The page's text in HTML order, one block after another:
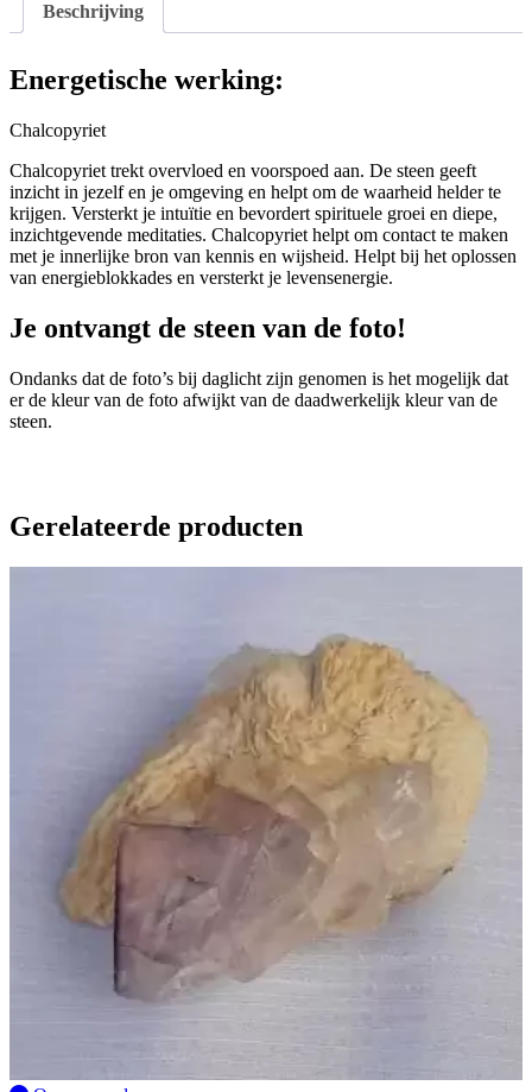
Beschrijving
Energetische werking:
Chalcopyriet
Chalcopyriet trekt overvloed en voorspoed aan. De steen geeft
inzicht in jezelf en je omgeving en helpt om de waarheid helder te
krijgen. Versterkt je intuïtie en bevordert spirituele groei en diepe,
inzichtgevende meditaties. Chalcopyriet helpt om contact te maken
met je innerlijke bron van kennis en wijsheid. Helpt bij het oplossen
van energieblokkades en versterkt je levensenergie.
Je ontvangt de steen van de foto!
Ondanks dat de foto’s bij daglicht zijn genomen is het mogelijk dat
er de kleur van de foto afwijkt van de daadwerkelijk kleur van de
steen.
Gerelateerde producten